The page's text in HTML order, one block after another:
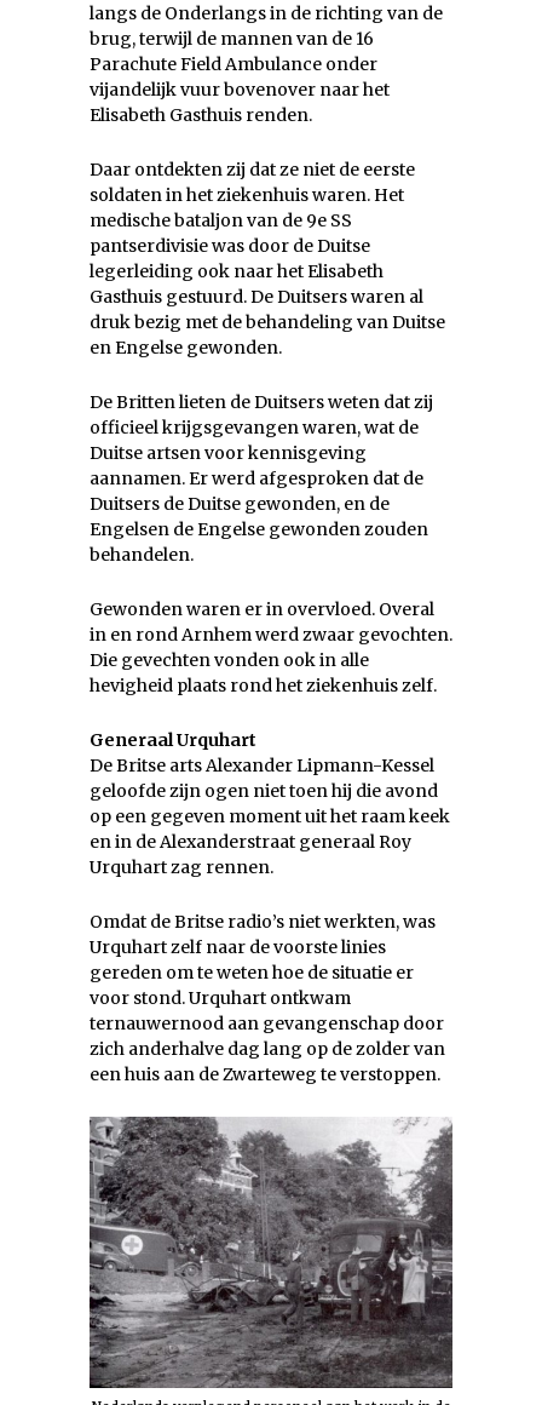
langs de Onderlangs in de richting van de
brug, terwijl de mannen van de 16
Parachute Field Ambulance onder
vijandelijk vuur bovenover naar het
Elisabeth Gasthuis renden.
Daar ontdekten zij dat ze niet de eerste
soldaten in het ziekenhuis waren. Het
medische bataljon van de 9e SS
pantserdivisie was door de Duitse
legerleiding ook naar het Elisabeth
Gasthuis gestuurd. De Duitsers waren al
druk bezig met de behandeling van Duitse
en Engelse gewonden.
De Britten lieten de Duitsers weten dat zij
officieel krijgsgevangen waren, wat de
Duitse artsen voor kennisgeving
aannamen. Er werd afgesproken dat de
Duitsers de Duitse gewonden, en de
Engelsen de Engelse gewonden zouden
behandelen.
Gewonden waren er in overvloed. Overal
in en rond Arnhem werd zwaar gevochten.
Die gevechten vonden ook in alle
hevigheid plaats rond het ziekenhuis zelf.
Generaal Urquhart
De Britse arts Alexander Lipmann-Kessel
geloofde zijn ogen niet toen hij die avond
op een gegeven moment uit het raam keek
en in de Alexanderstraat generaal Roy
Urquhart zag rennen.
Omdat de Britse radio’s niet werkten, was
Urquhart zelf naar de voorste linies
gereden om te weten hoe de situatie er
voor stond. Urquhart ontkwam
ternauwernood aan gevangenschap door
zich anderhalve dag lang op de zolder van
een huis aan de Zwarteweg te verstoppen.